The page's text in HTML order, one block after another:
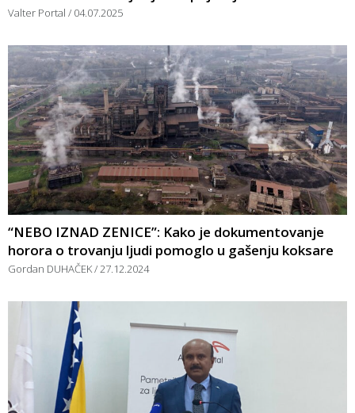
Valter Portal 04.07.2025
“NEBO IZNAD ZENICE”: Kako je dokumentovanje
horora o trovanju ljudi pomoglo u gašenju koksare
Gordan DUHAČEK 27.12.2024